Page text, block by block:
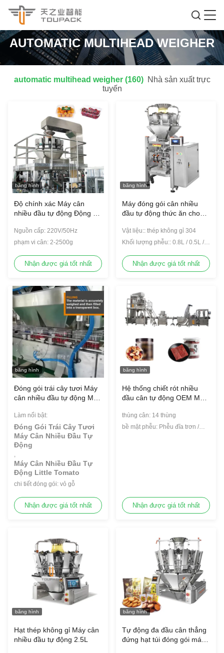
AUTOMATIC MULTIHEAD WEIGHER
automatic multihead weigher (160) Nhà sản xuất trực
tuyến
băng hình
Độ chính xác Máy cân
nhiều đầu tự động Động cơ
Salad Máy đóng gói
Nguồn cấp: 220V/50Hz
phạm vi cân: 2-2500g
Nhận được giá tốt nhất
băng hình
Máy đóng gói cân nhiều
đầu tự động thức ăn cho
Vật liệu:: thép không gỉ 304
Khối lượng phễu:: 0.8L / 0.5L /
Nhận được giá tốt nhất
băng hình
Đóng gói trái cây tươi Máy
cân nhiều đầu tự động Máy
Làm nổi bật:
Đóng Gói Trái Cây Tươi
Máy Cân Nhiều Đầu Tự
Động
,
Máy Cân Nhiều Đầu Tự
Động Little Tomato
chi tiết đóng gói: vỏ gỗ
Nhận được giá tốt nhất
băng hình
Hệ thống chiết rót nhiều
đầu cân tự động OEM Máy
thùng cân: 14 thùng
bề mặt phễu: Phễu đĩa trơn /
Nhận được giá tốt nhất
băng hình
Hạt thép không gỉ Máy cân
nhiều đầu tự động 2.5L
băng hình
Tự động đa đầu cân thẳng
đứng hạt túi đóng gói máy